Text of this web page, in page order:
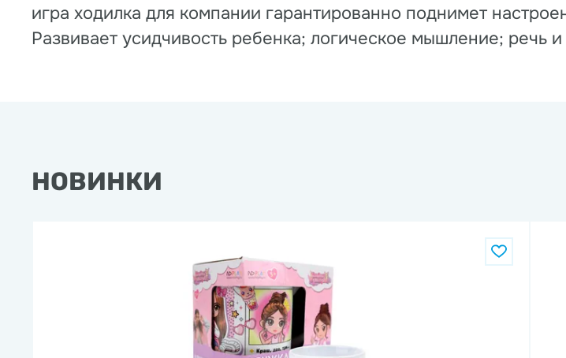
игра ходилка для компании гарантированно поднимет
Развивает усидчивость ребенка; логическое мышление; речь
НОВИНКИ